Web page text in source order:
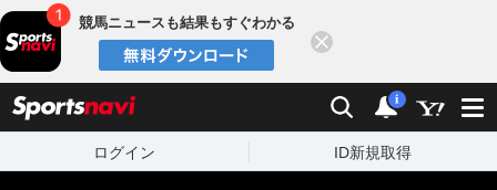
競馬ニュースも結果もすぐわかる
検索 通知
i
ログイン ID新規取得